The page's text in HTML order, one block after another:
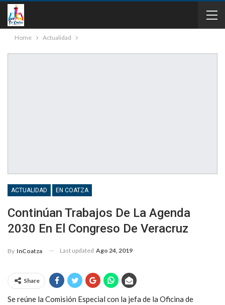
Home Actualidad
ACTUALIDAD EN COATZA
Continúan Trabajos De La Agenda
2030 En El Congreso De Veracruz
By InCoatza Last updated Ago 24, 2019
Share
Se reúne la Comisión Especial con la jefa de la Oficina de